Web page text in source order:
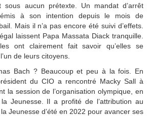
sous aucun prétexte. Un mandat d’arrêt
à son intention depuis le mois de
Mais il n’a pas encore été suivi d’effets.
laissent Papa Massata Diack tranquille.
ont clairement fait savoir qu’elles se
de leurs citoyens.
Bach ? Beaucoup et peu à la fois. En
du CIO a rencontré Macky Sall à
la session de l’organisation olympique, en
Jeunesse. Il a profité de l’attribution au
Jeunesse d’été en 2022 pour avancer ses